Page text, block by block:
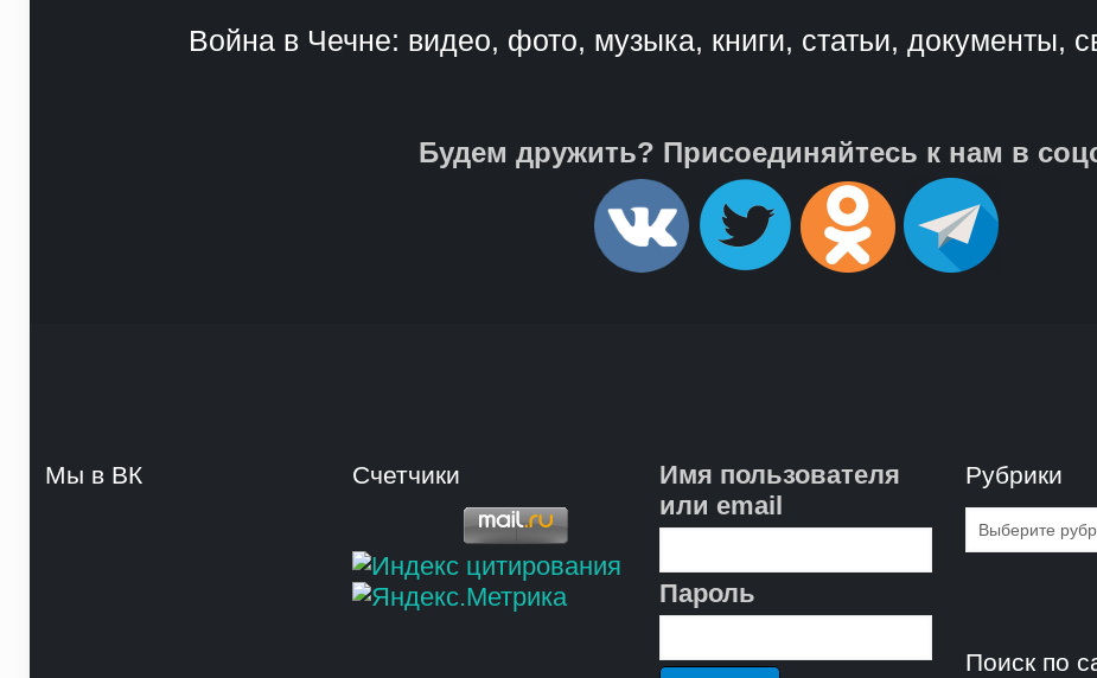
Война в Чечне: видео, фото, музыка, книги, статьи, документы,
Будем дружить? Присоединяйтесь к нам в
Мы в ВК Счетчики
Имя пользователя
или email
Пароль
Рубрики
Рубрики
Поиск по